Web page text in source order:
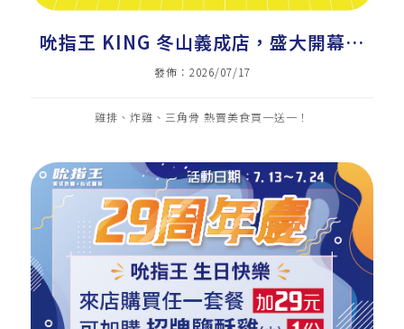
吮指王 KING 冬山義成店，盛大開幕｜
美式炸雞加盟｜炸雞店加盟｜雞排加盟｜
發佈：2026/07/17
雞排、炸雞、三角骨 熱賣美食買一送一！